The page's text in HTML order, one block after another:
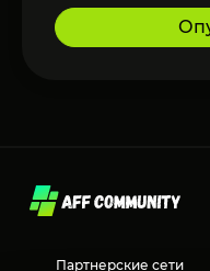
Партнерские сети